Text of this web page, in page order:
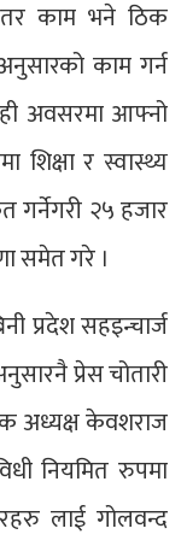
तर काम भने ठिक
काम गर्न
अवसरमा आफ्नो
शिक्षा र स्वास्थ्य
गर्नेगरी २५ हजार
समेत गरे ।
प्रदेश सहइन्चार्ज
प्रेस चोतारी
अध्यक्ष केवशराज
नियमित रुपमा
लाई गोलवन्द